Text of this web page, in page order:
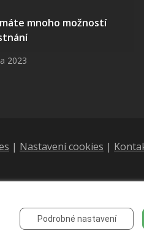
máte mnoho možností
2023
| Nastavení cookies |
Podrobné nastavení